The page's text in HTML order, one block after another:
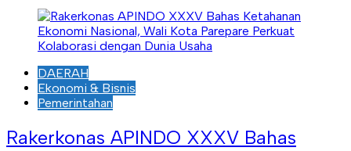
DAERAH
Ekonomi & Bisnis
Pemerintahan
Rakerkonas APINDO XXXV Bahas